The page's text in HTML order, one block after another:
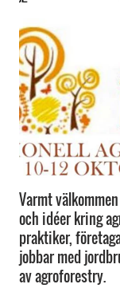
Varmt
och idéer kring
praktiker,
jobbar med
av agroforestry.